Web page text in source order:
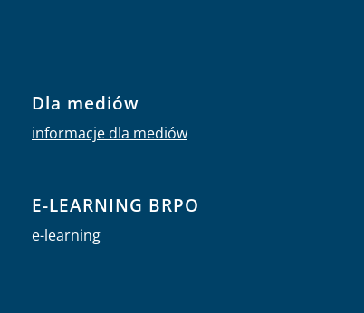
Dla mediów
informacje dla mediów
E-LEARNING BRPO
e-learning